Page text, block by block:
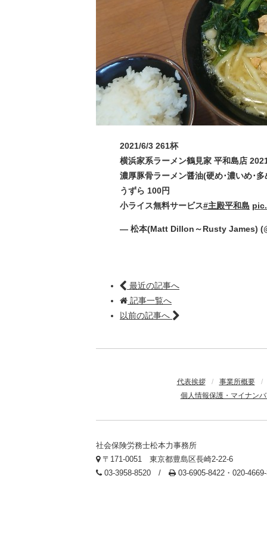
2021/6/3 261杯
横浜家系ラーメン鶴見家 平和島店
濃厚豚骨ラーメン醤油(硬め･濃いめ･
うずら 100円
小ライス無料サービス#主殿平和島
— 松本(Matt Dillon～Rusty James)
最近の記事へ
記事一覧へ
以前の記事へ
代表挨拶 / 事業所概要
/
個人情報保護・マイナン
社会保険労務士松本力事務所
〒171-0051 東京都豊島区長崎2-22-6
03-3958-8520 /
03-6905-8422・020-